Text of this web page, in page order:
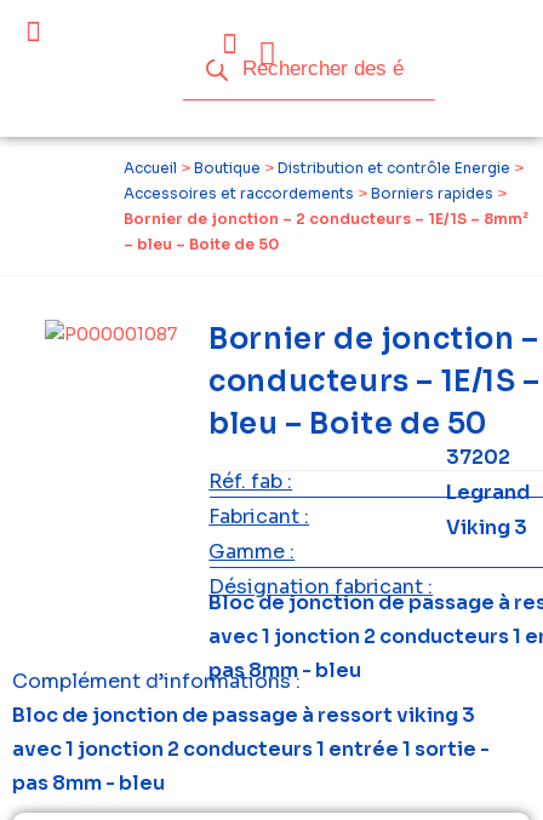
Accueil > Boutique > Distribution et contrôle Energie >
Accessoires et raccordements > Borniers rapides >
Bornier de jonction – 2 conducteurs – 1E/1S – 8mm²
– bleu – Boite de 50
Bornier de jonction
conducteurs – 1E/1S
bleu – Boite de 50
Réf. fab :
37202
Fabricant :
Legrand
Gamme :
Viking 3
Désignation fabricant :
Bloc de jonction de passage à
avec 1 jonction 2 conducteurs 1
pas 8mm - bleu
Complément d’informations :
Bloc de jonction de passage à ressort viking 3
avec 1 jonction 2 conducteurs 1 entrée 1 sortie -
pas 8mm - bleu